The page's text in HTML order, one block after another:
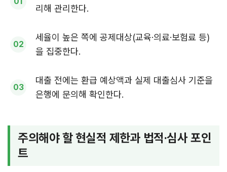
리해 관리한다.
세율이 높은 쪽에 공제대상(교육·의료·보험료 등)
을 집중한다.
대출 전에는 환급 예상액과 실제 대출심사 기준을
은행에 문의해 확인한다.
주의해야 할 현실적 제한과 법적·심사 포인
트